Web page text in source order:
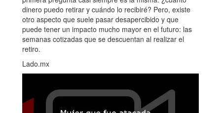
dinero puedo retirar y cuándo lo recibiré? Pero, existe
otro aspecto que suele pasar desapercibido y que
puede tener un impacto mucho mayor en el futuro: las
semanas cotizadas que se descuentan al realizar el
retiro.
Lado.mx